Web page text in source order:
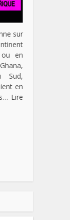
sur
en
Sud,
en
Lire